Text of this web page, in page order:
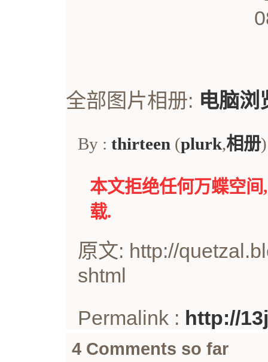
全部图片相册: 电脑浏
By : thirteen (plurk,相册)
本文拒绝任何万蝶空
载.
原文: http://
shtml
Permalink : http://
4 Comments so far